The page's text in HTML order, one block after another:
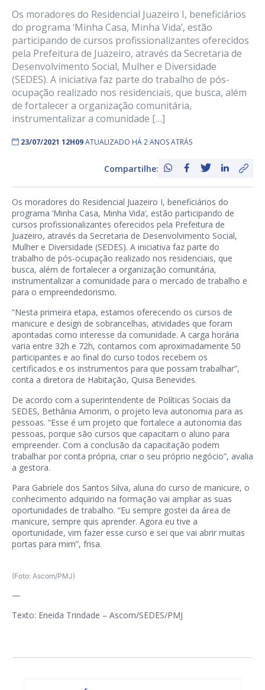
Os moradores do Residencial Juazeiro I, beneficiários
do programa ‘Minha Casa, Minha Vida’, estão
participando de cursos profissionalizantes oferecidos
pela Prefeitura de Juazeiro, através da Secretaria de
Desenvolvimento Social, Mulher e Diversidade
(SEDES). A iniciativa faz parte do trabalho de pós-
ocupação realizado nos residenciais, que busca, além
de fortalecer a organização comunitária,
instrumentalizar a comunidade […]
23/07/2021 12H09ATUALIZADO HÁ 2 ANOS ATRÁS
Compartilhe:
Os moradores do Residencial Juazeiro I, beneficiários do
programa ‘Minha Casa, Minha Vida’, estão participando de
cursos profissionalizantes oferecidos pela Prefeitura de
Juazeiro, através da Secretaria de Desenvolvimento Social,
Mulher e Diversidade (SEDES). A iniciativa faz parte do
trabalho de pós-ocupação realizado nos residenciais, que
busca, além de fortalecer a organização comunitária,
instrumentalizar a comunidade para o mercado de trabalho e
para o empreendedorismo.
“Nesta primeira etapa, estamos oferecendo os cursos de
manicure e design de sobrancelhas, atividades que foram
apontadas como interesse da comunidade. A carga horária
varia entre 32h e 72h, contamos com aproximadamente 50
participantes e ao final do curso todos recebem os
certificados e os instrumentos para que possam trabalhar”,
conta a diretora de Habitação, Quisa Benevides.
De acordo com a superintendente de Políticas Sociais da
SEDES, Bethânia Amorim, o projeto leva autonomia para as
pessoas. “Esse é um projeto que fortalece a autonomia das
pessoas, porque são cursos que capacitam o aluno para
empreender. Com a conclusão da capacitação podem
trabalhar por conta própria, criar o seu próprio negócio”, avalia
a gestora.
Para Gabriele dos Santos Silva, aluna do curso de manicure, o
conhecimento adquirido na formação vai ampliar as suas
oportunidades de trabalho. “Eu sempre gostei da área de
manicure, sempre quis aprender. Agora eu tive a
oportunidade, vim fazer esse curso e sei que vai abrir muitas
portas para mim”, frisa.
(Foto: Ascom/PMJ)
—
Texto: Eneida Trindade – Ascom/SEDES/PMJ